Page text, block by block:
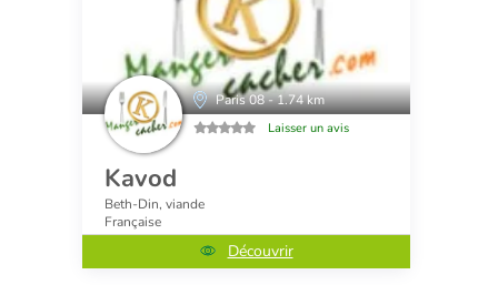
Paris 08 - 1.74 km
Laisser un avis
Kavod
Beth-Din, viande
Française
Découvrir